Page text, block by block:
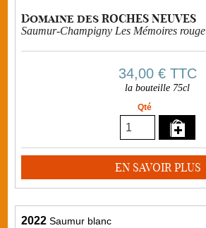
Domaine des ROCHES NEUVES
Saumur-Champigny Les Mémoires rouge
34,00 €TTC
la bouteille 75cl
Qté
EN SAVOIR PLUS
2022 Saumur blanc